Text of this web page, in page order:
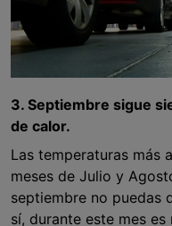
3. Septiembre sigue
de calor.
Las temperaturas más
meses de Julio y
septiembre no puedas
sí, durante este mes